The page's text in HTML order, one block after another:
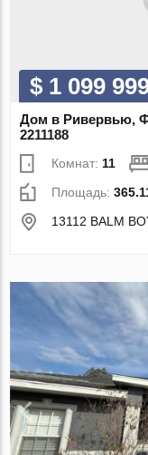
$ 1 099
Дом в Ривервью,
2211188
Комнат:11
Площадь:
13112 BALM